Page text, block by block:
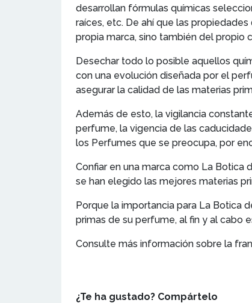
desarrollan fórmulas químicas
raíces, etc. De ahí que las
propia marca, sino también del propio
Desechar todo lo posible aquellos
con una evolución diseñada por el
asegurar la calidad de las materias
Además de esto, la vigilancia
perfume, la vigencia de las
los Perfumes que se preocupa, por
Confiar en una marca como La Botica
se han elegido las mejores materias
Porque la importancia para La Botica
primas de su perfume, al fin y al cabo
Consulte más información sobre la
¿Te ha gustado? Compártelo